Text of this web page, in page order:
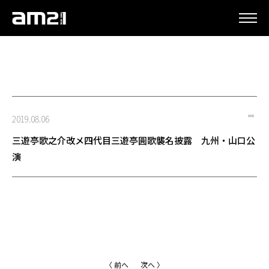
2019.08.06
三遊亭歌之介改メ四代目三遊亭圓歌襲名披露 九州・山口公
演
〈 前へ 次へ 〉